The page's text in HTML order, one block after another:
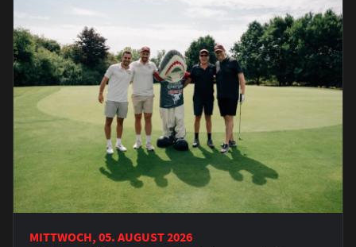
MITTWOCH, 05. AUGUST 2026